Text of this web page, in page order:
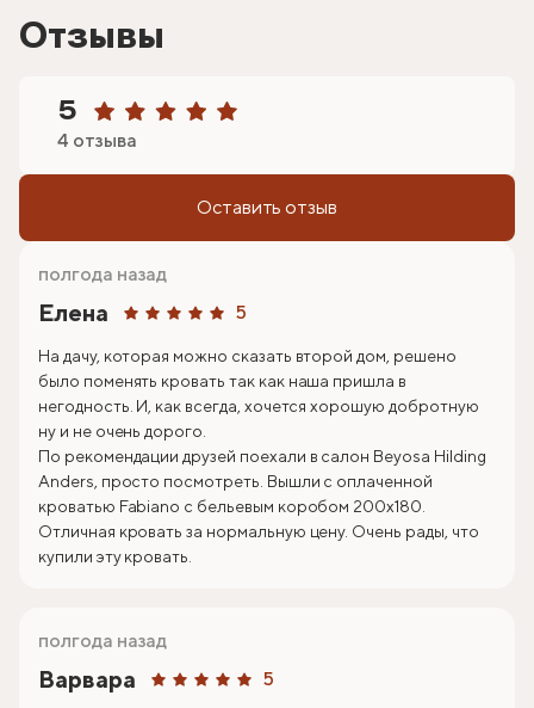
Отзывы
5
4 отзыва
Оставить отзыв
Елена 5
полгода назад
На дачу, которая можно сказать второй дом, решено
было поменять кровать так как наша пришла в
негодность. И, как всегда, хочется хорошую добротную
ну и не очень дорого.
По рекомендации друзей поехали в салон Beyosa Hilding
Anders, просто посмотреть. Вышли с оплаченной
кроватью Fabiano с бельевым коробом 200х180.
Отличная кровать за нормальную цену. Очень рады, что
купили эту кровать.
Варвара 5
полгода назад